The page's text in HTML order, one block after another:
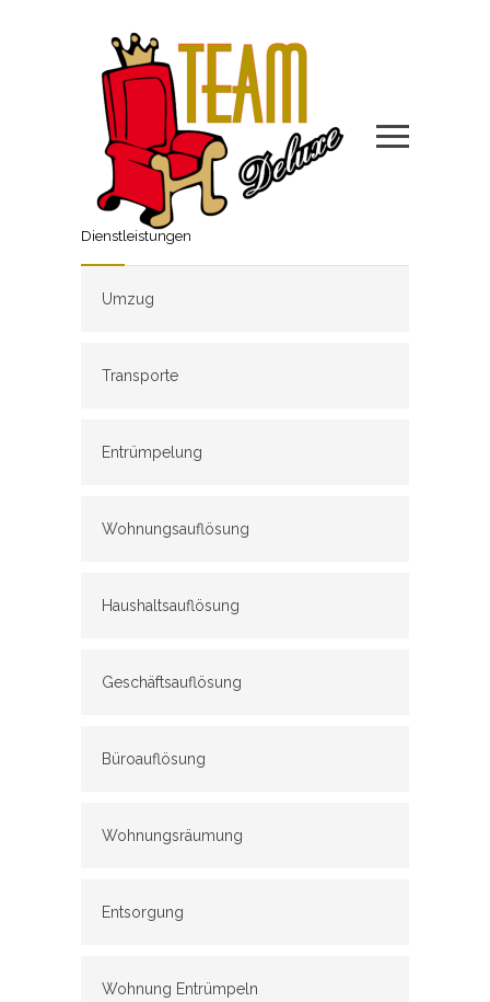
Dienstleistungen
Umzug
Transporte
Entrümpelung
Wohnungsauflösung
Haushaltsauflösung
Geschäftsauflösung
Büroauflösung
Wohnungsräumung
Entsorgung
Wohnung Entrümpeln